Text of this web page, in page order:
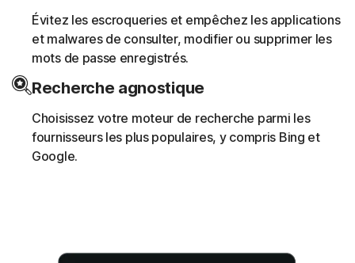
Évitez les escroqueries et empêchez les applications
et malwares de consulter, modifier ou supprimer les
mots de passe enregistrés.
Recherche agnostique
Choisissez votre moteur de recherche parmi les
fournisseurs les plus populaires, y compris Bing et
Google.